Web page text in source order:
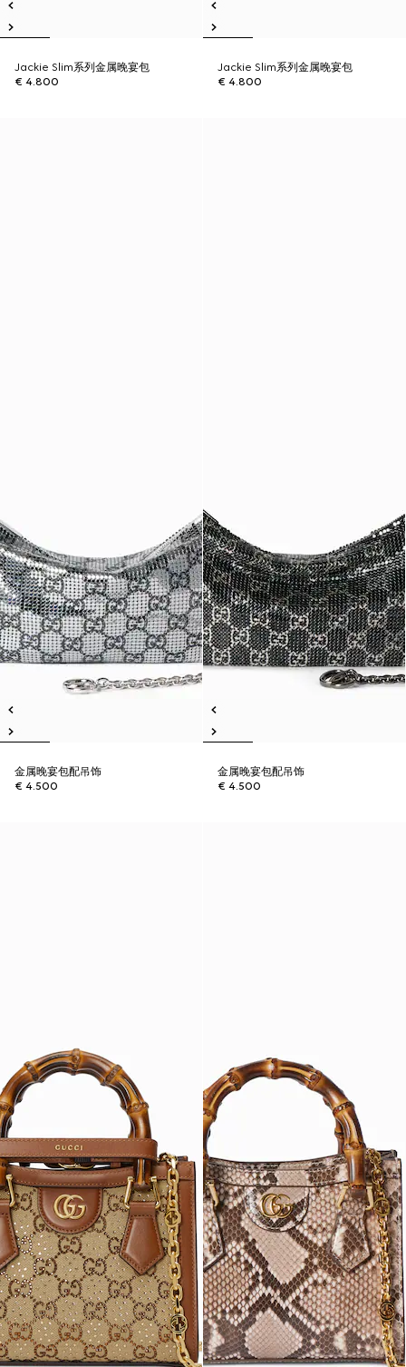
Jackie Slim系列金属晚宴包
€ 4.800
Jackie Slim系列金属晚宴包
€ 4.800
金属晚宴包配吊饰
€ 4.500
金属晚宴包配吊饰
€ 4.500